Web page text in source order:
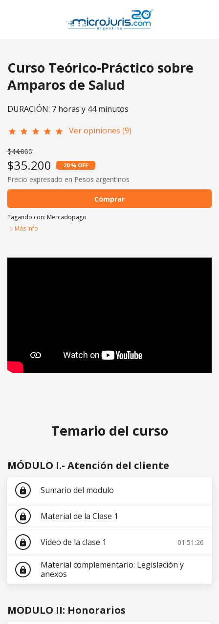
Curso Teórico-Práctico sobre
Amparos de Salud
DURACIÓN: 7 horas y 44 minutos
star star star star star Ver opiniones (9)
$44.000
$35.200 20 % OFF
Precio expresado en Pesos argentinos
Comprar
Pagando con: Mercadopago
Más info
Temario del curso
MÓDULO I.- Atención del cliente
lock Sumario del modulo
lock Material de la Clase 1
lock Video de la clase 1 01:51:26
lock
Material complementario: Legislación y
anexos
MODULO II: Honorarios